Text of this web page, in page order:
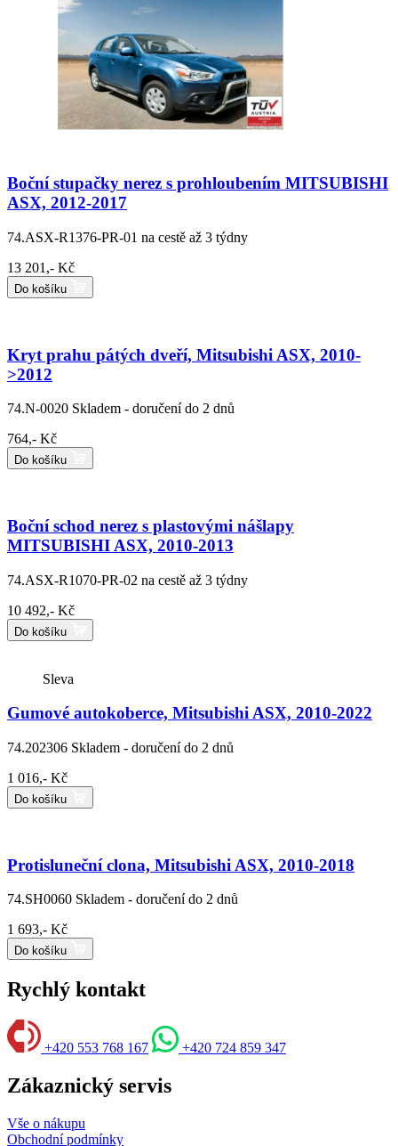
Boční stupačky nerez s prohloubením MITSUBISHI
ASX, 2012-2017
74.ASX-R1376-PR-01 na cestě až 3 týdny
13 201,- Kč
Do košíku
Kryt prahu pátých dveří, Mitsubishi ASX, 2010-
>2012
74.N-0020 Skladem - doručení do 2 dnů
764,- Kč
Do košíku
Boční schod nerez s plastovými nášlapy
MITSUBISHI ASX, 2010-2013
74.ASX-R1070-PR-02 na cestě až 3 týdny
10 492,- Kč
Do košíku
Sleva
Gumové autokoberce, Mitsubishi ASX, 2010-2022
74.202306 Skladem - doručení do 2 dnů
1 016,- Kč
Do košíku
Protisluneční clona, Mitsubishi ASX, 2010-2018
74.SH0060 Skladem - doručení do 2 dnů
1 693,- Kč
Do košíku
Rychlý kontakt
+420 553 768 167 +420 724 859 347
Zákaznický servis
Vše o nákupu
Obchodní podmínky